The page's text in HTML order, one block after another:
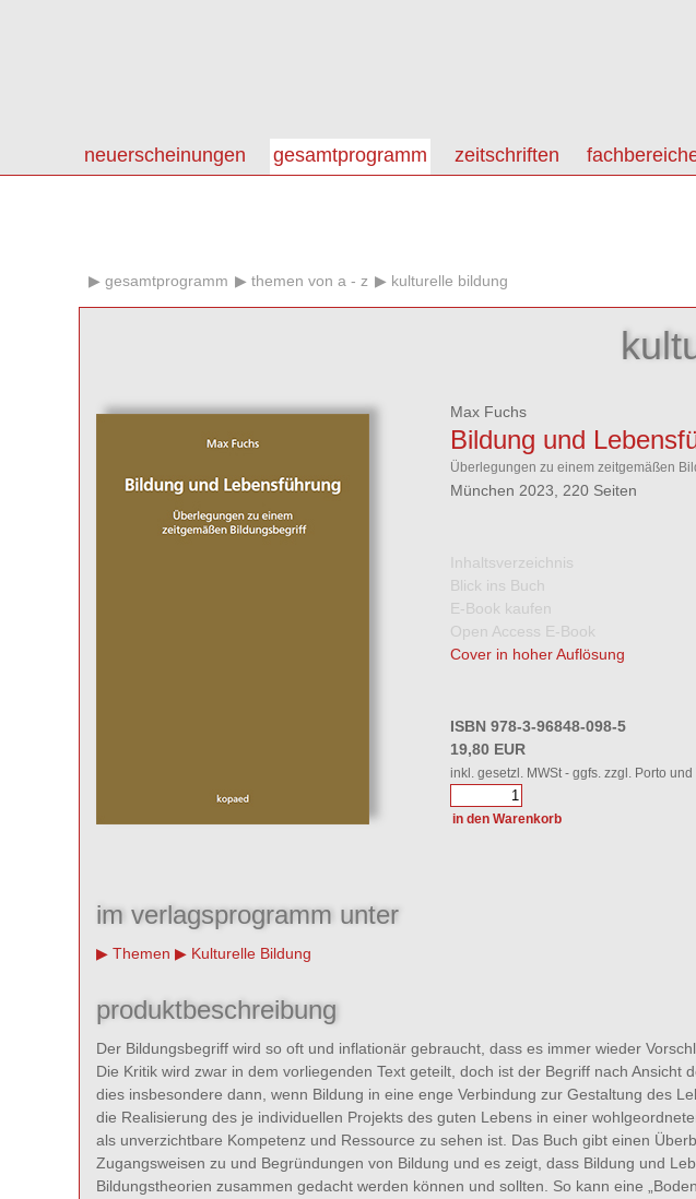
neuerscheinungen gesamtprogramm zeitschriften
gesamtprogramm themen von a - z kulturelle bildung
Max Fuchs
Bildung und
Überlegungen zu einem zeitgemäßen
München 2023, 220 Seiten
Inhaltsverzeichnis
Blick ins Buch
E-Book kaufen
Open Access E-Book
Cover in hoher Auflösung
ISBN 978-3-96848-098-5
19,80 EUR
inkl. gesetzl. MWSt - ggfs. zzgl. Porto und
im verlagsprogramm unter
Themen Kulturelle Bildung
produktbeschreibung
Der Bildungsbegriff wird so oft und inflationär gebraucht, dass es immer wieder
Die Kritik wird zwar in dem vorliegenden Text geteilt, doch ist der Begriff nach Ansicht
dies insbesondere dann, wenn Bildung in eine enge Verbindung zur Gestaltung des
die Realisierung des je individuellen Projekts des guten Lebens in einer
als unverzichtbare Kompetenz und Ressource zu sehen ist. Das Buch gibt einen
Zugangsweisen zu und Begründungen von Bildung und es zeigt, dass Bildung und
Bildungstheorien zusammen gedacht werden können und sollten. So kann eine